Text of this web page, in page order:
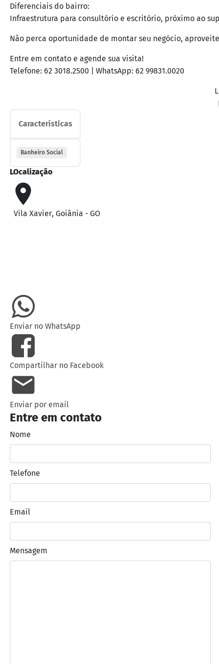
Diferenciais do bairro:
Infraestrutura para consultório e escritório, próximo ao
Não perca oportunidade de montar seu negócio,
Entre em contato e agende sua visita!
Telefone: 62 3018.2500 | WhatsApp: 62 99831.0020
Características
Banheiro Social
LOcalização
Vila Xavier, Goiânia - GO
Enviar no WhatsApp
Compartilhar no Facebook
Enviar por email
Entre em contato
Nome
Telefone
Email
Mensagem